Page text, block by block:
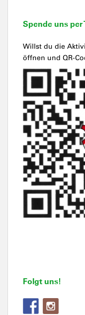
Spende uns per
Willst du die
öffnen und QR-
Folgt uns!